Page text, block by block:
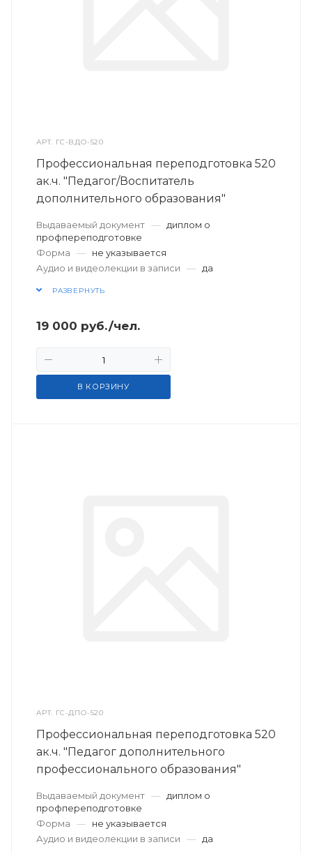
АРТ. ГС-ВДО-520
Профессиональная переподготовка 520
ак.ч. "Педагог/Воспитатель
дополнительного образования"
Выдаваемый документ —
диплом о
профпереподготовке
Форма
—
не указывается
Аудио и видеолекции в записи
— да
РАЗВЕРНУТЬ
19 000 руб./чел.
В КОРЗИНУ
АРТ. ГС-ДПО-520
Профессиональная переподготовка 520
ак.ч. "Педагог дополнительного
профессионального образования"
Выдаваемый документ —
диплом о
профпереподготовке
Форма
—
не указывается
Аудио и видеолекции в записи
— да